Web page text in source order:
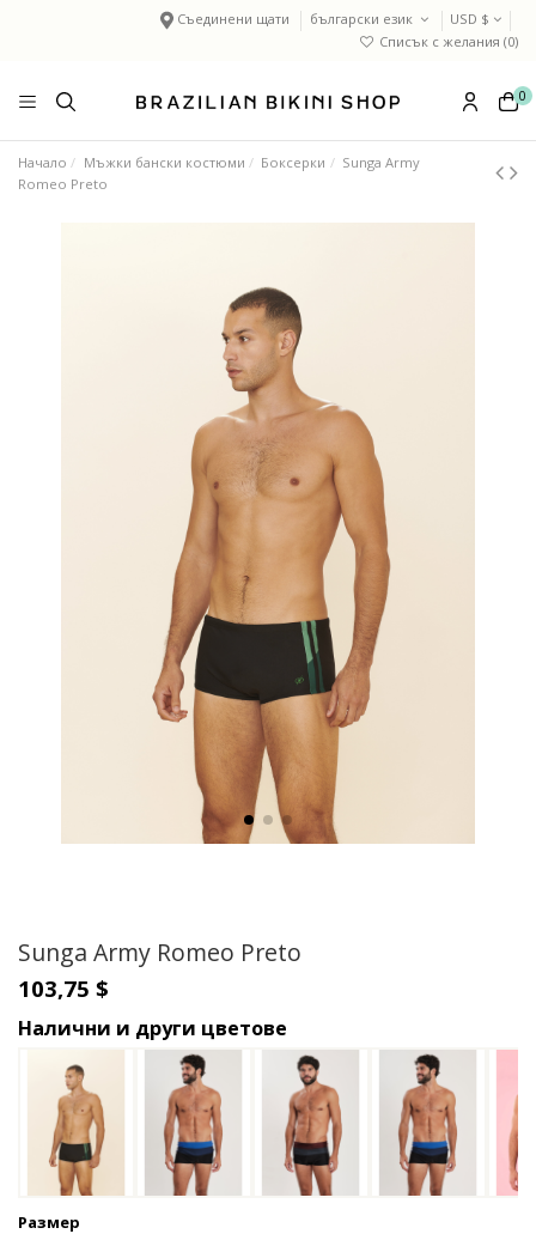
Съединени щати български език
USD $
Списък с желания (0)
0
Начало Мъжки бански костюми Боксерки
Sunga Army
Romeo Preto
Sunga Army Romeo Preto
103,75 $
Налични и други цветове
Размер